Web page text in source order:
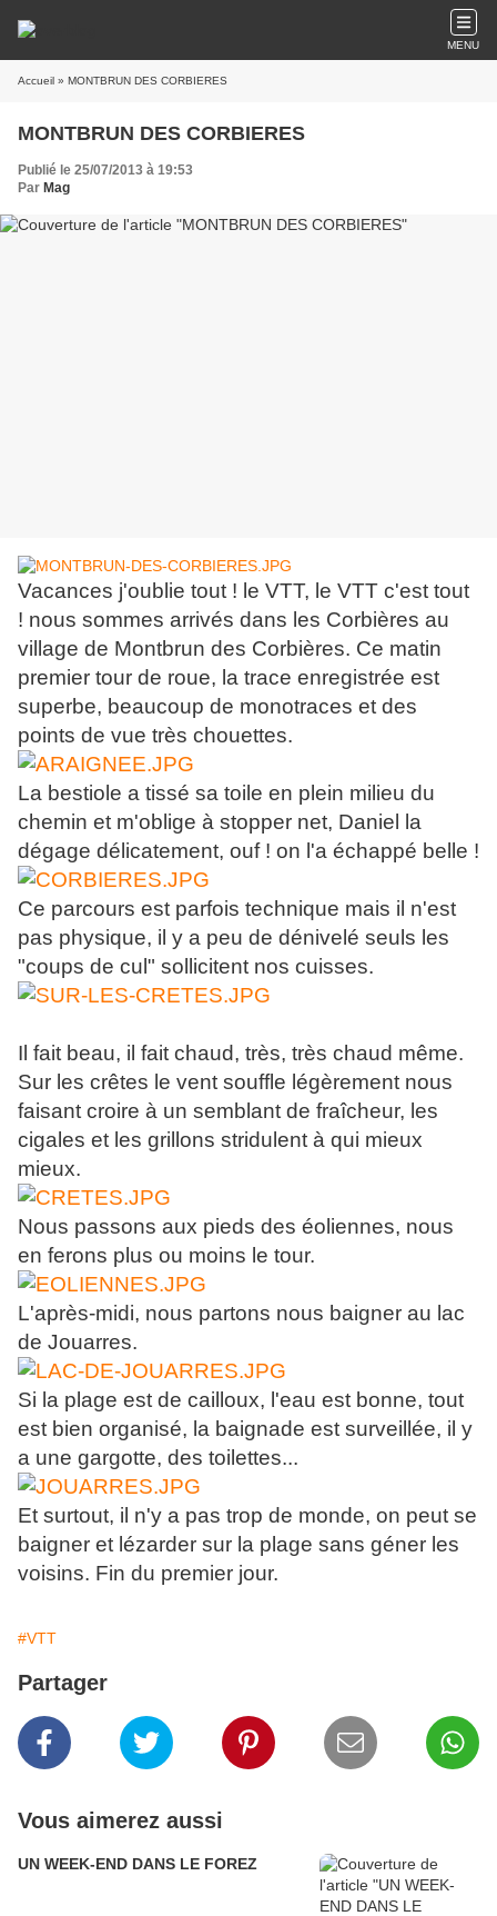
MENU
Accueil » MONTBRUN DES CORBIERES
MONTBRUN DES CORBIERES
Publié le 25/07/2013 à 19:53
Par Mag
Vacances j'oublie tout ! le VTT, le VTT c'est tout
! nous sommes arrivés dans les Corbières au
village de Montbrun des Corbières. Ce matin
premier tour de roue, la trace enregistrée est
superbe, beaucoup de monotraces et des
points de vue très chouettes.
La bestiole a tissé sa toile en plein milieu du
chemin et m'oblige à stopper net, Daniel la
dégage délicatement, ouf ! on l'a échappé belle !
Ce parcours est parfois technique mais il n'est
pas physique, il y a peu de dénivelé seuls les
"coups de cul" sollicitent nos cuisses.
Il fait beau, il fait chaud, très, très chaud même.
Sur les crêtes le vent souffle légèrement nous
faisant croire à un semblant de fraîcheur, les
cigales et les grillons stridulent à qui mieux
mieux.
Nous passons aux pieds des éoliennes, nous
en ferons plus ou moins le tour.
L'après-midi, nous partons nous baigner au lac
de Jouarres.
Si la plage est de cailloux, l'eau est bonne, tout
est bien organisé, la baignade est surveillée, il y
a une gargotte, des toilettes...
Et surtout, il n'y a pas trop de monde, on peut se
baigner et lézarder sur la plage sans géner les
voisins. Fin du premier jour.
#VTT
Partager
Vous aimerez aussi
UN WEEK-END DANS LE FOREZ